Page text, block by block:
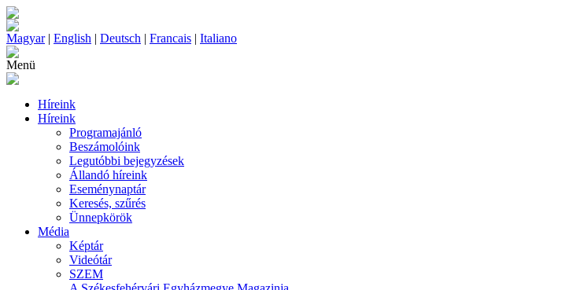
Magyar| English | Deutsch | Francais | Italiano
Menü
Híreink
Híreink
Programajánló
Beszámolóink
Legutóbbi bejegyzések
Állandó híreink
Eseménynaptár
Keresés, szűrés
Ünnepkörök
Média
Képtár
Videótár
SZEM